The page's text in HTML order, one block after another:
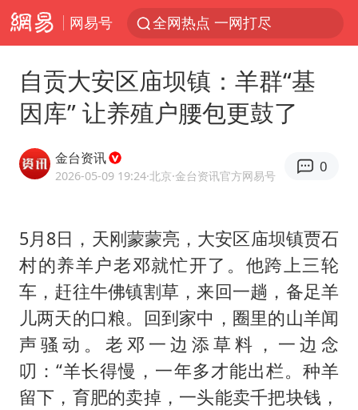
网易号 全网热点 一网打尽
自贡大安区庙坝镇：羊群“基
因库” 让养殖户腰包更鼓了
金台资讯
2026-05-09 19:24·北京·金台资讯官方网易号
0
5月8日，天刚蒙蒙亮，大安区庙坝镇贾石
村的养羊户老邓就忙开了。他跨上三轮
车，赶往牛佛镇割草，来回一趟，备足羊
儿两天的口粮。回到家中，圈里的山羊闻
声骚动。老邓一边添草料，一边念
叨：“羊长得慢，一年多才能出栏。种羊
留下，育肥的卖掉，一头能卖千把块钱，